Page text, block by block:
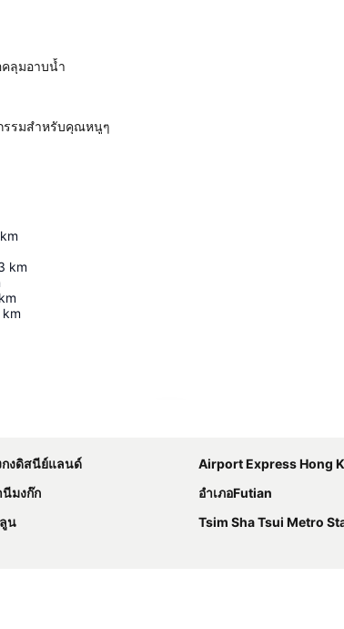
คลุมอาบน้ำ
รรมสำหรับคุณหนูๆ
km
km
km
km
กงดิสนีย์แลนด์
Airport Express Hong
นีมงก๊ก
อำเภอFutian
น
Tsim Sha Tsui Metro